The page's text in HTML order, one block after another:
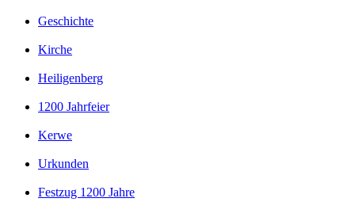
Geschichte
Kirche
Heiligenberg
1200 Jahrfeier
Kerwe
Urkunden
Festzug 1200 Jahre